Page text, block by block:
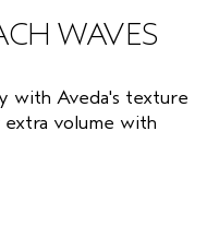
WAVES
with Aveda's texture
extra volume with